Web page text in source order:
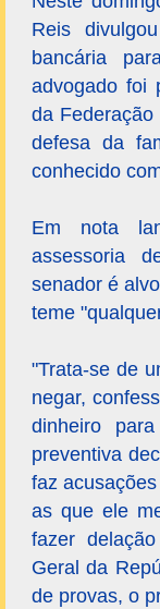
Reis
bancária
advogado foi
da
defesa da
conhecido
Em nota
assessoria
senador é
teme
"Trata-se de
negar,
dinheiro
preventiva
faz
as que ele
fazer
Geral da
de provas, o